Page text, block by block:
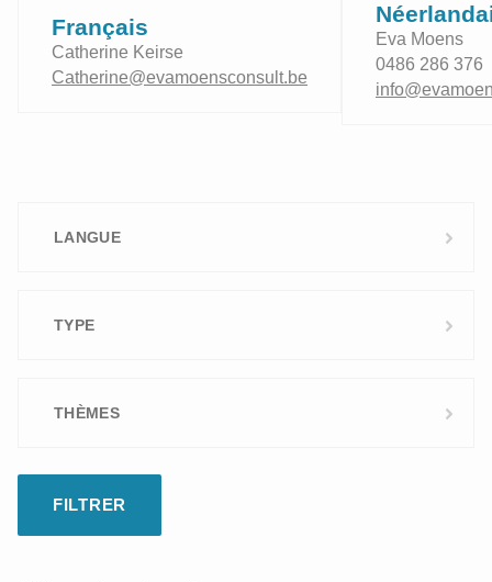
Français
Catherine Keirse
Catherine@evamoensconsult.be
Eva Moens
0486 286 376
LANGUE
TYPE
Interentreprise
Sur mesure
THÈMES